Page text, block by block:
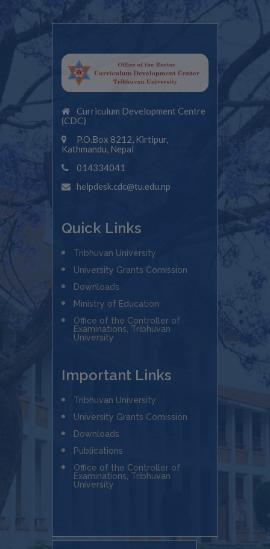
Curriculum Development Centre
(CDC)
P.O.Box 8212, Kirtipur,
Kathmandu, Nepal
014334041
helpdesk.cdc@tu.edu.np
Quick Links
Tribhuvan University
University Grants Comission
Downloads
Ministry of Education
Office of the Controller of
Examinations, Tribhuvan
University
Important Links
Tribhuvan University
University Grants Comission
Downloads
Publications
Office of the Controller of
Examinations, Tribhuvan
University